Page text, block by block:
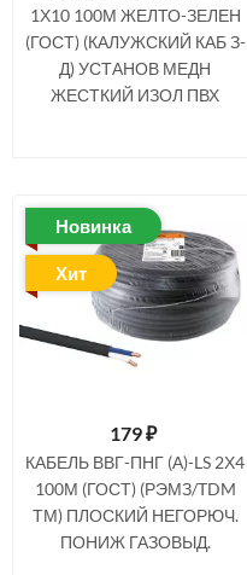
1Х10 100М ЖЕЛТО-ЗЕЛЕН
(ГОСТ) (КАЛУЖСКИЙ КАБ З-
Д) УСТАНОВ МЕДН
ЖЕСТКИЙ ИЗОЛ ПВХ
Новинка
Хит
179₽
КАБЕЛЬ ВВГ-ПНГ (А)-LS 2Х4
100М (ГОСТ) (РЭМЗ/TDM
ТМ) ПЛОСКИЙ НЕГОРЮЧ.
ПОНИЖ ГАЗОВЫД.